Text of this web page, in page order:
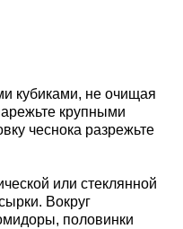
кубиками, не очищая
крупными
чеснока разрежьте
или стеклянной
Вокруг
половинки